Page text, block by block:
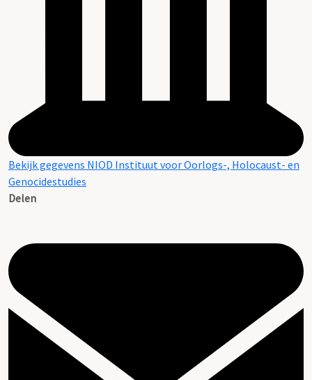
Bekijk gegevens NIOD Instituut voor Oorlogs-, Holocaust- en
Genocidestudies
Delen